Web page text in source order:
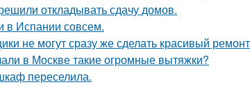
откладывать сдачу домов.
в Испании совсем.
не могут сразу же сделать красивый
в Москве такие огромные вытяжки?
переселила.